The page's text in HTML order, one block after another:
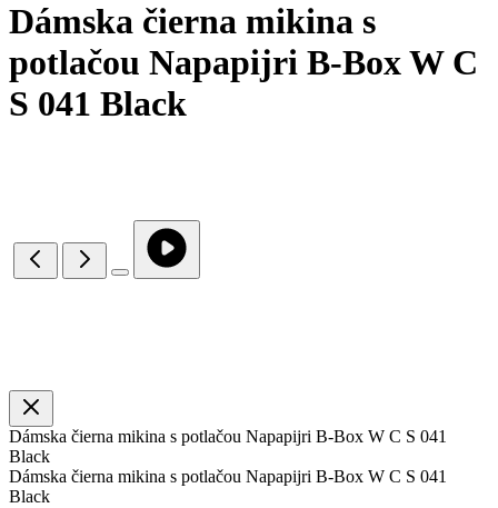
Dámska čierna mikina s
potlačou Napapijri B-Box W C
S 041 Black
Dámska čierna mikina s potlačou Napapijri B-Box W C S 041
Black
Dámska čierna mikina s potlačou Napapijri B-Box W C S 041
Black